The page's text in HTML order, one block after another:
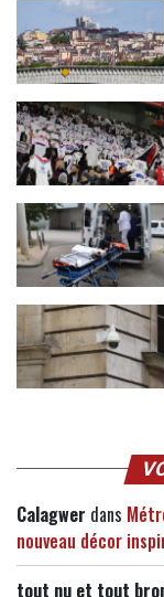
Calagwer dans
nouveau décor
tout nu et tout